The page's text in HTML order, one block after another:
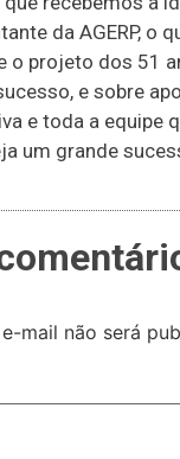
da AGERP, o
o projeto dos 51
e sobre
e toda a equipe
um grande
mail não será